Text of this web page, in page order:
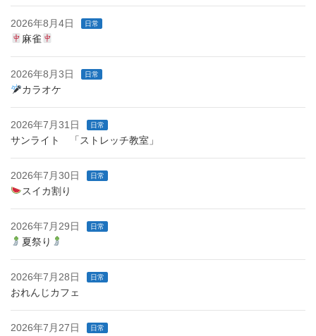
2026年8月4日 日常
麻雀
2026年8月3日 日常
カラオケ
2026年7月31日 日常
サンライト 「ストレッチ教室」
2026年7月30日 日常
スイカ割り
2026年7月29日 日常
夏祭り
2026年7月28日 日常
おれんじカフェ
2026年7月27日 日常